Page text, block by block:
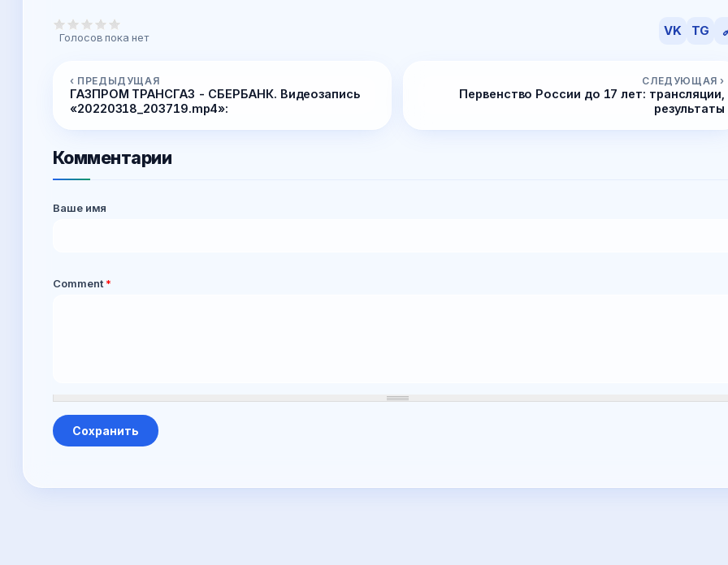
Голосов пока нет VK TG
‹ ПРЕДЫДУЩАЯ
ГАЗПРОМ ТРАНСГАЗ - СБЕРБАНК. Видеозапись
«20220318_203719.mp4»:
СЛЕДУЮЩАЯ ›
Первенство России до 17 лет: трансляции,
результаты
Комментарии
Ваше имя
Comment *